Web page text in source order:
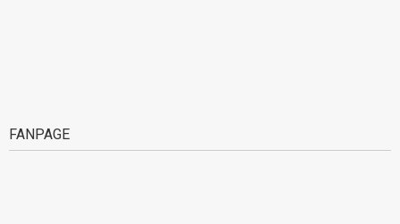
FANPAGE